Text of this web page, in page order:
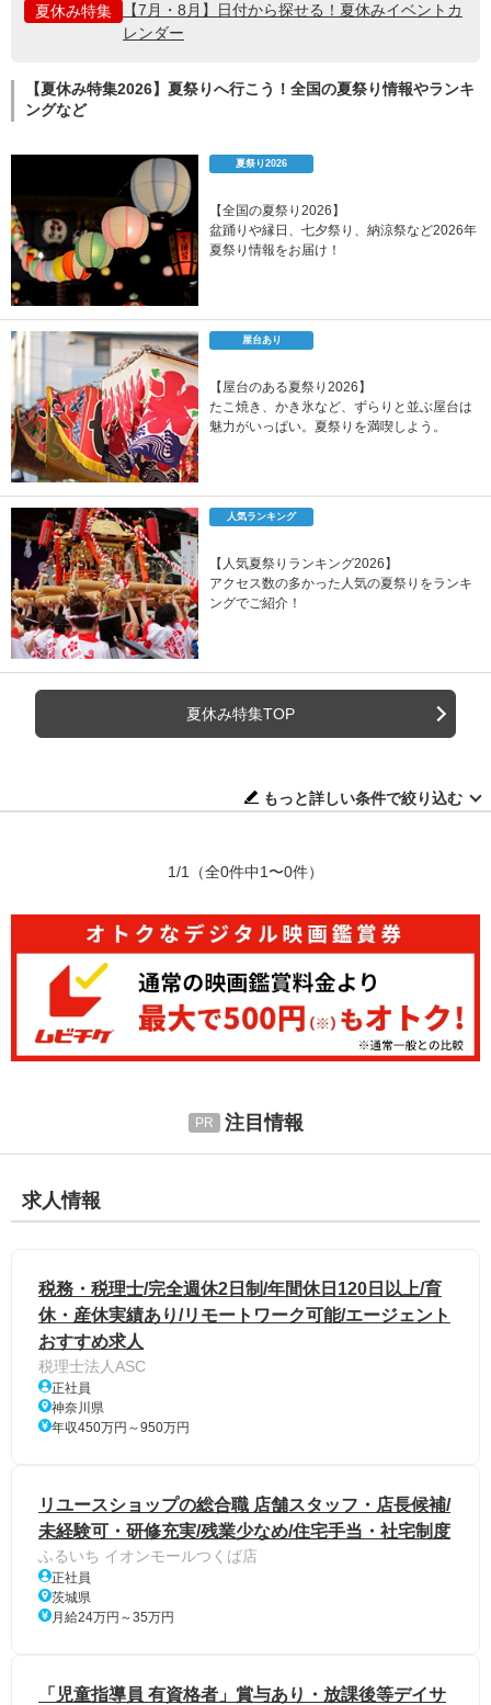
夏休み特集
【7月・8月】日付から探せる！夏休みイベントカ
レンダー
【夏休み特集2026】夏祭りへ行こう！全国の夏祭り情報やランキ
ングなど
夏祭り2026
【全国の夏祭り2026】
盆踊りや縁日、七夕祭り、納涼祭など2026年
夏祭り情報をお届け！
屋台あり
【屋台のある夏祭り2026】
たこ焼き、かき氷など、ずらりと並ぶ屋台は
魅力がいっぱい。夏祭りを満喫しよう。
人気ランキング
【人気夏祭りランキング2026】
アクセス数の多かった人気の夏祭りをランキ
ングでご紹介！
夏休み特集TOP
もっと詳しい条件で絞り込む
1/1 （全0件中1〜0件）
注目情報
求人情報
税務・税理士/完全週休2日制/年間休日120日以上/育
休・産休実績あり/リモートワーク可能/エージェント
おすすめ求人
税理士法人ASC
正社員
神奈川県
年収450万円～950万円
リユースショップの総合職 店舗スタッフ・店長候補/
未経験可・研修充実/残業少なめ/住宅手当・社宅制度
ふるいち イオンモールつくば店
正社員
茨城県
月給24万円～35万円
「児童指導員 有資格者」賞与あり・放課後等デイサ